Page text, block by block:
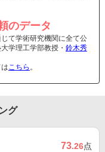
のデータ
て学術研究機関に全て公
学理工学部教授・ 鈴木秀
こちら 。
グ
73.26点